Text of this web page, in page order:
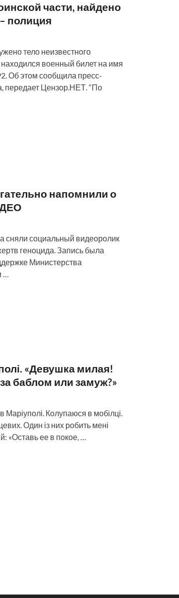
части, найдено
полиция
тело неизвестного
военный билет на имя
Об этом сообщила пресс-
передает Цензор.НЕТ. “По
напомнили о
сняли социальный видеоролик
геноцида. Запись была
Министерства
…
«Девушка милая!
баблом или замуж?»
Маріуполі. Колупаюся в мобілці.
Один із них робить мені
«Оставь ее в покое, …